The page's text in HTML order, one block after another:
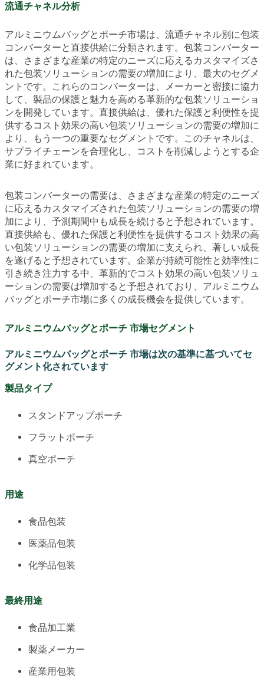
流通チャネル分析
アルミニウムバッグとポーチ市場は、流通チャネル別に包装
コンバーターと直接供給に分類されます。包装コンバーター
は、さまざまな産業の特定のニーズに応えるカスタマイズさ
れた包装ソリューションの需要の増加により、最大のセグメ
ントです。これらのコンバーターは、メーカーと密接に協力
して、製品の保護と魅力を高める革新的な包装ソリューショ
ンを開発しています。直接供給は、優れた保護と利便性を提
供するコスト効果の高い包装ソリューションの需要の増加に
より、もう一つの重要なセグメントです。このチャネルは、
サプライチェーンを合理化し、コストを削減しようとする企
業に好まれています。
包装コンバーターの需要は、さまざまな産業の特定のニーズ
に応えるカスタマイズされた包装ソリューションの需要の増
加により、予測期間中も成長を続けると予想されています。
直接供給も、優れた保護と利便性を提供するコスト効果の高
い包装ソリューションの需要の増加に支えられ、著しい成長
を遂げると予想されています。企業が持続可能性と効率性に
引き続き注力する中、革新的でコスト効果の高い包装ソリュ
ーションの需要は増加すると予想されており、アルミニウム
バッグとポーチ市場に多くの成長機会を提供しています。
アルミニウムバッグとポーチ 市場セグメント
アルミニウムバッグとポーチ 市場は次の基準に基づいてセ
グメント化されています
製品タイプ
スタンドアップポーチ
フラットポーチ
真空ポーチ
用途
食品包装
医薬品包装
化学品包装
最終用途
食品加工業
製薬メーカー
産業用包装